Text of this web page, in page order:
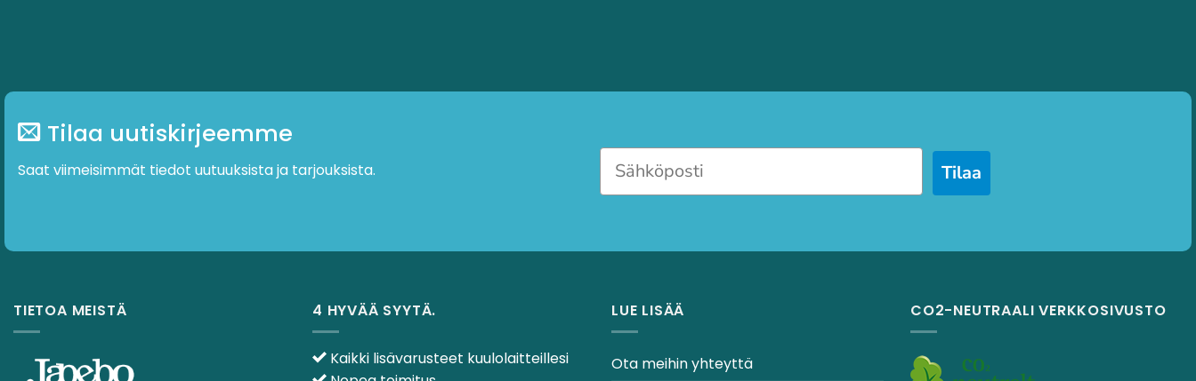
Tilaa uutiskirjeemme
Saat viimeisimmät tiedot uutuuksista ja tarjouksista. Tilaa
TIETOA MEISTÄ 4 HYVÄÄ SYYTÄ.
Kaikki lisävarusteet kuulolaitteillesi
LUE LISÄÄ
Ota meihin yhteyttä
CO2-NEUTRAALI VERKKOSIVUSTO